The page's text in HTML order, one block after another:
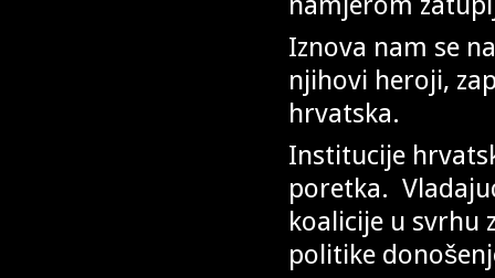
Iznova nam se
njihovi heroji,
hrvatska.
Institucije
poretka.
koalicije u svrhu
politike